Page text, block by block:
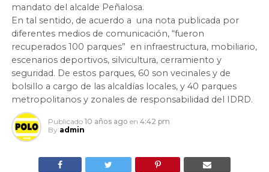
mandato del alcalde Peñalosa.
En tal sentido, de acuerdo a una nota publicada por
diferentes medios de comunicación, “fueron
recuperados 100 parques” en infraestructura, mobiliario,
escenarios deportivos, silvicultura, cerramiento y
seguridad. De estos parques, 60 son vecinales y de
bolsillo a cargo de las alcaldías locales, y 40 parques
metropolitanos y zonales de responsabilidad del IDRD.
Publicado 10 años ago en 4:42 pm
By admin